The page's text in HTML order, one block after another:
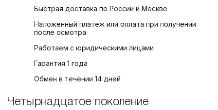
Быстрая доставка по России и Москве
Наложенный платеж или оплата при получении
после осмотра
Работаем с юридическими лицами
Гарантия 1 года
Обмен в течении 14 дней
Четырнадцатое поколение